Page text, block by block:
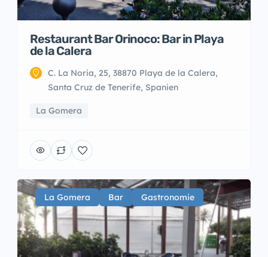
Restaurant Bar Orinoco: Bar in Playa
de la Calera
C. La Noria, 25, 38870 Playa de la Calera,
Santa Cruz de Tenerife, Spanien
La Gomera
La Gomera Bar Gastronomie